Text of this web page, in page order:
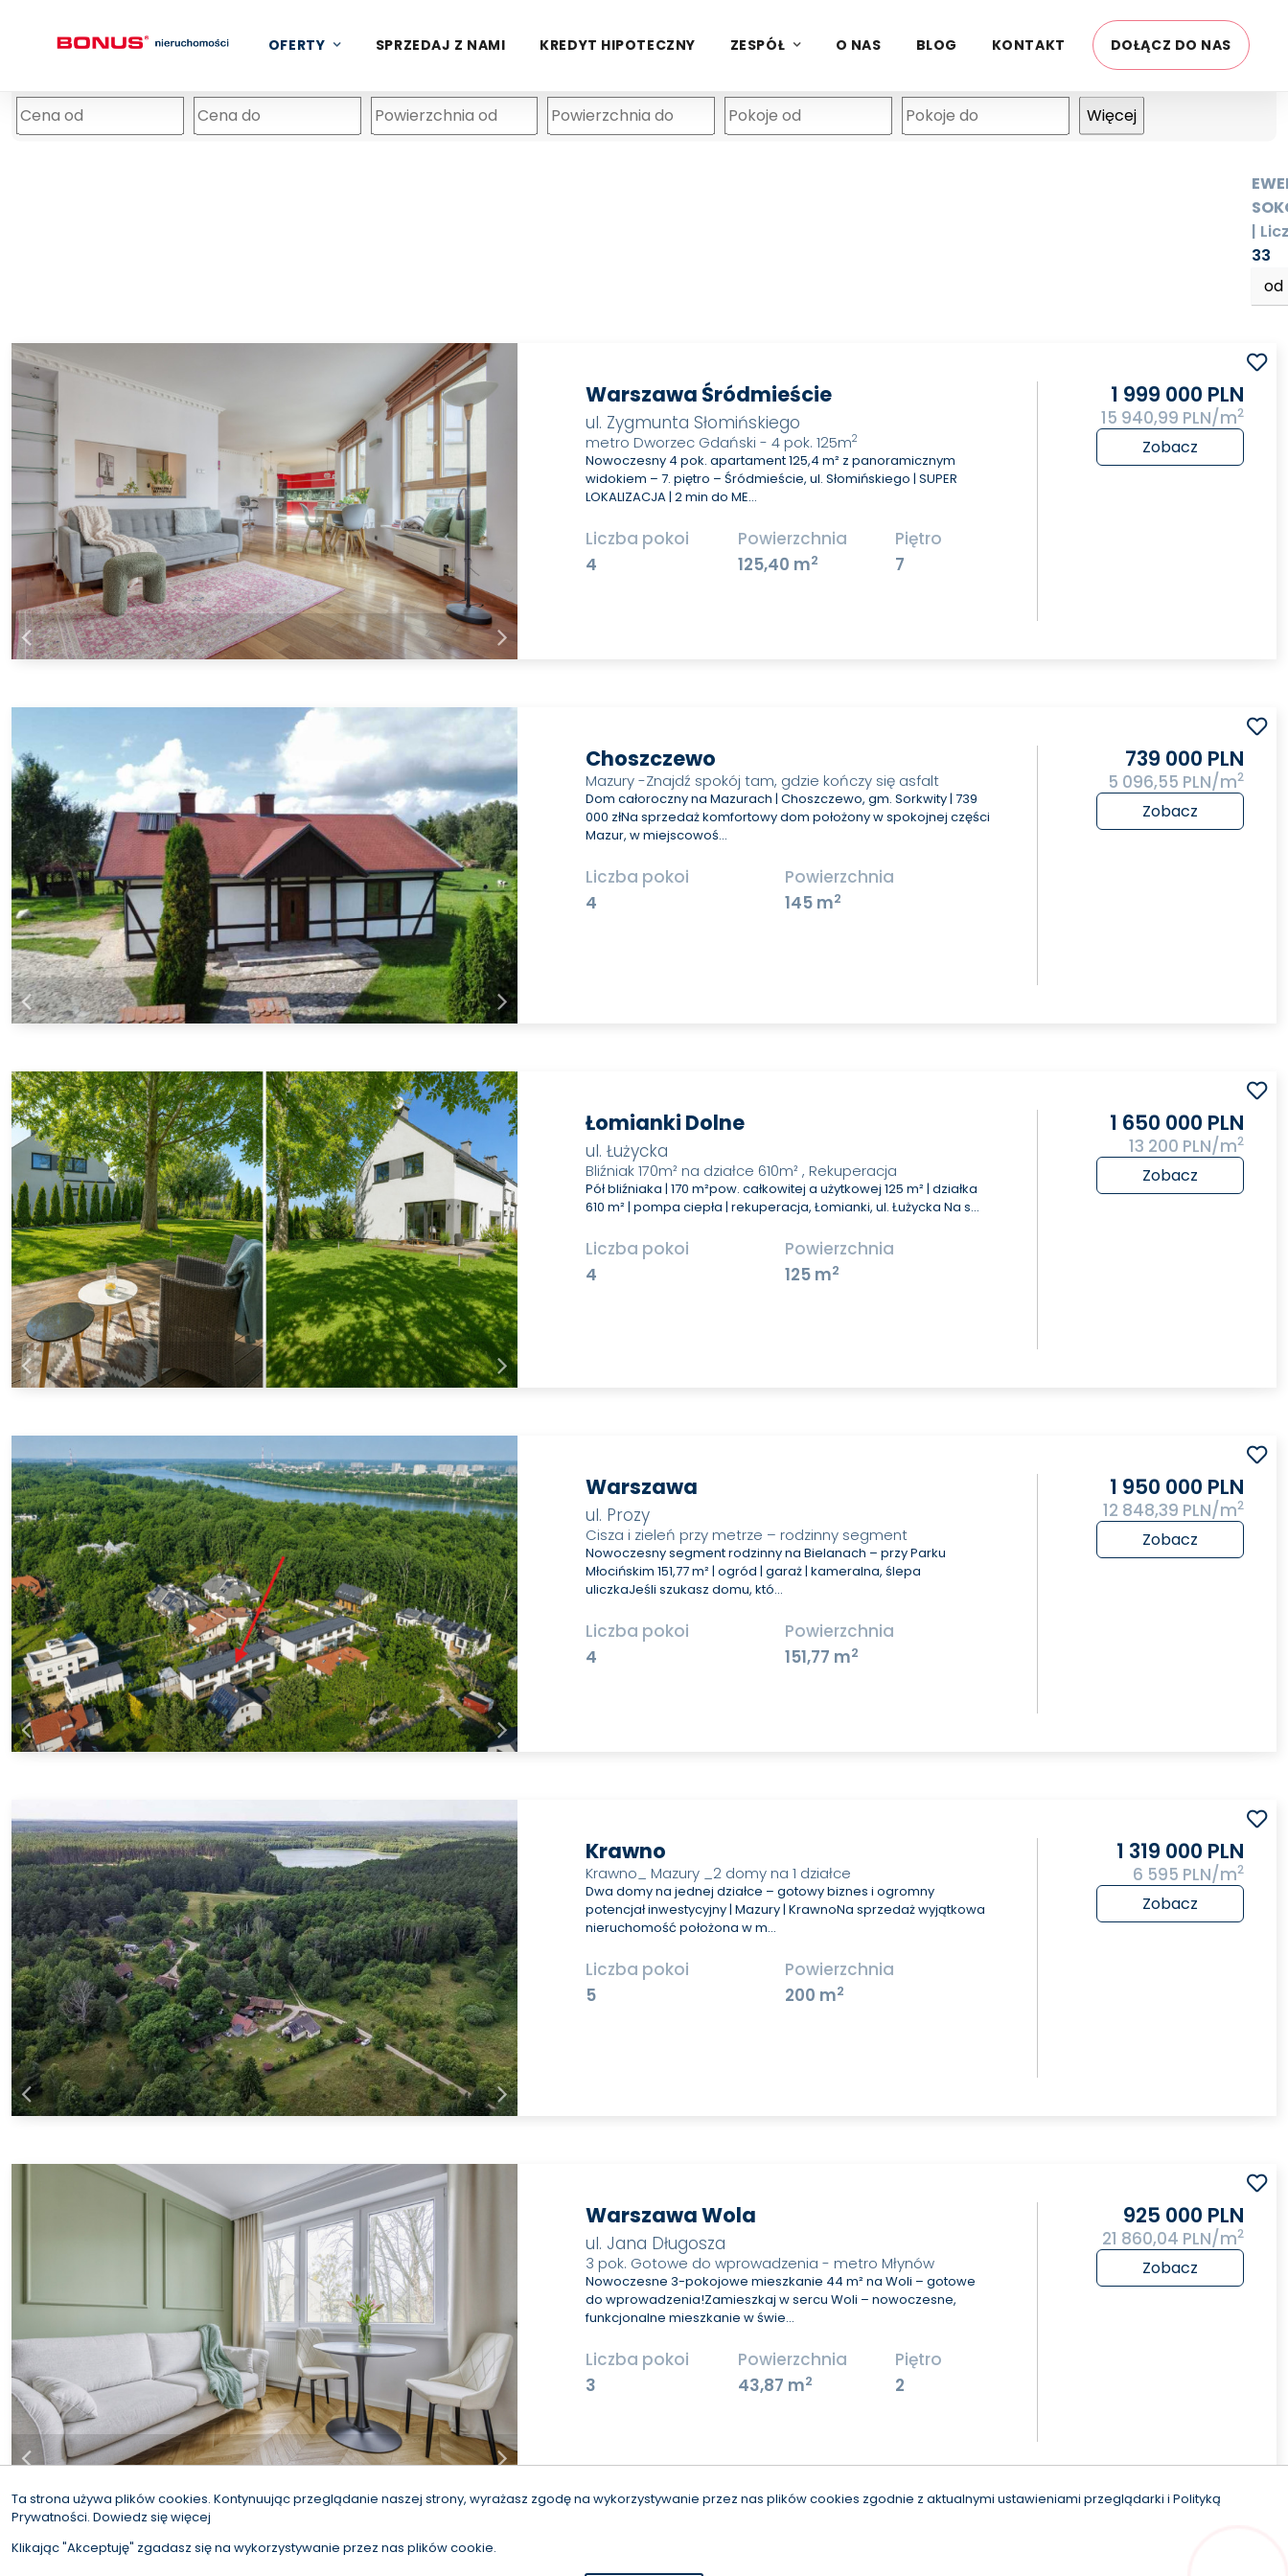
OFERTY SPRZEDAJ Z NAMI KREDYT HIPOTECZNY ZESPÓŁ O NAS BLOG KONTAKT DOŁĄCZ DO NAS
mapa
|
33
od
Warszawa Śródmieście
ul. Zygmunta Słomińskiego
metro Dworzec Gdański - 4 pok. 125m2
Nowoczesny 4 pok. apartament 125,4 m² z panoramicznym
widokiem – 7. piętro – Śródmieście, ul. Słomińskiego | SUPER
LOKALIZACJA | 2 min do ME…
Liczba pokoi
4
Powierzchnia
125,40 m2
Piętro
7
1 999 000 PLN
15 940,99 PLN/m2
Zobacz
Choszczewo
Mazury -Znajdź spokój tam, gdzie kończy się asfalt
Dom całoroczny na Mazurach | Choszczewo, gm. Sorkwity | 739
000 złNa sprzedaż komfortowy dom położony w spokojnej części
Mazur, w miejscowoś…
Liczba pokoi
4
Powierzchnia
145 m2
739 000 PLN
5 096,55 PLN/m2
Zobacz
Łomianki Dolne
ul. Łużycka
Bliźniak 170m² na działce 610m² , Rekuperacja
Pół bliźniaka | 170 m²pow. całkowitej a użytkowej 125 m² | działka
610 m² | pompa ciepła | rekuperacja, Łomianki, ul. Łużycka Na s…
Liczba pokoi
4
Powierzchnia
125 m2
1 650 000 PLN
13 200 PLN/m2
Zobacz
Warszawa
ul. Prozy
Cisza i zieleń przy metrze – rodzinny segment
Nowoczesny segment rodzinny na Bielanach – przy Parku
Młocińskim 151,77 m² | ogród | garaż | kameralna, ślepa
uliczkaJeśli szukasz domu, któ…
Liczba pokoi
4
Powierzchnia
151,77 m2
1 950 000 PLN
12 848,39 PLN/m2
Zobacz
Krawno
Krawno_ Mazury _2 domy na 1 działce
Dwa domy na jednej działce – gotowy biznes i ogromny
potencjał inwestycyjny | Mazury | KrawnoNa sprzedaż wyjątkowa
nieruchomość położona w m…
Liczba pokoi
5
Powierzchnia
200 m2
1 319 000 PLN
6 595 PLN/m2
Zobacz
Warszawa Wola
ul. Jana Długosza
3 pok. Gotowe do wprowadzenia - metro Młynów
Nowoczesne 3-pokojowe mieszkanie 44 m² na Woli – gotowe
do wprowadzenia!Zamieszkaj w sercu Woli – nowoczesne,
funkcjonalne mieszkanie w świe…
Liczba pokoi
3
Powierzchnia
43,87 m2
Piętro
2
925 000 PLN
21 860,04 PLN/m2
Zobacz
1 2 3 4 5 ... 6
Ta strona używa plików cookies. Kontynuując przeglądanie naszej strony, wyrażasz zgodę na wykorzystywanie przez nas plików cookies zgodnie z aktualnymi ustawieniami przeglądarki i Polityką
Prywatności. Dowiedz się więcej
Klikając "Akceptuję" zgadasz się na wykorzystywanie przez nas plików cookie.